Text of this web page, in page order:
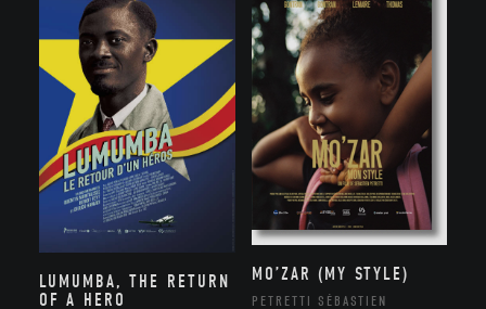
LUMUMBA, THE RETURN
OF A HERO
MO’ZAR (MY STYLE)
PETRETTI SÉBASTIEN